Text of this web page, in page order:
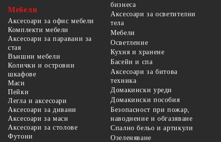
Мебели
Аксесоари за офис мебели
Комплекти мебели
Аксесоари за паравани за
стая
Външни мебели
Колички и островни
шкафове
Маси
Пейки
Легла и аксесоари
Аксесоари за дивани
Аксесоари за маси
Аксесоари за столове
Футони
бизнеса
Аксесоари за осветителни
тела
Мебели
Осветление
Кухня и хранене
Басейн и спа
Аксесоари за битова
техника
Домакински уреди
Домакински пособия
Безопасност при пожар,
наводнение и обгазяване
Спално бельо и артикули
Озеленяване